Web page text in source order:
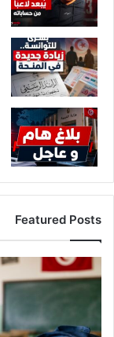
Featured Posts
ل
أ